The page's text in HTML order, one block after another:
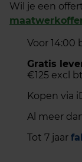
Wil je een
Voor 14:00
Gratis
€125 excl
Kopen via
Al meer
Tot 7 jaar